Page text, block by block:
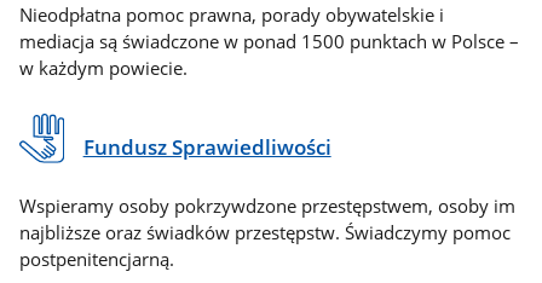
Nieodpłatna pomoc prawna, porady obywatelskie i
mediacja są świadczone w ponad 1500 punktach w Polsce –
w każdym powiecie.
Fundusz Sprawiedliwości
Wspieramy osoby pokrzywdzone przestępstwem, osoby im
najbliższe oraz świadków przestępstw. Świadczymy pomoc
postpenitencjarną.